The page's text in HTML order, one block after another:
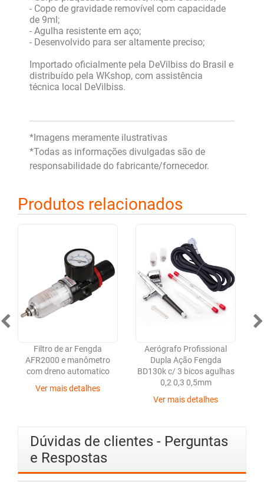
- Copo de gravidade removível com capacidade
de 9ml;
- Agulha resistente em aço;
- Desenvolvido para ser altamente preciso;
Importado oficialmente pela DeVilbiss do Brasil e
distribuído pela WKshop, com assistência
técnica local DeVilbiss.
*Imagens meramente ilustrativas
*Todas as informações divulgadas são de
responsabilidade do fabricante/fornecedor.
Produtos relacionados
Filtro de ar Fengda
AFR2000 e manômetro
com dreno automatico
Ver mais detalhes
Aerógrafo Profissional
Dupla Ação Fengda
BD130k c/ 3 bicos agulhas
0,2 0,3 0,5mm
Ver mais detalhes
Dúvidas de clientes - Perguntas
e Respostas